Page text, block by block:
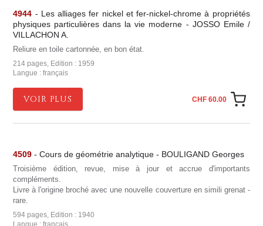
4944 - Les alliages fer nickel et fer-nickel-chrome à propriétés
physiques particulières dans la vie moderne - JOSSO Emile /
VILLACHON A.
Reliure en toile cartonnée, en bon état.
214 pages, Edition : 1959
Langue : français
VOIR PLUS CHF 60.00
4509 - Cours de géométrie analytique - BOULIGAND Georges
Troisième édition, revue, mise à jour et accrue d'importants
compléments.
Livre à l'origine broché avec une nouvelle couverture en simili grenat -
rare.
594 pages, Edition : 1940
Langue : français